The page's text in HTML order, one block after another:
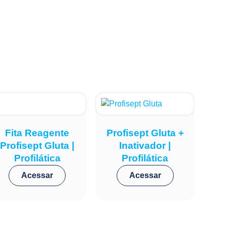
Fita Reagente
Profisept Gluta |
Profilática
Acessar
Profisept Gluta +
Inativador |
Profilática
Acessar